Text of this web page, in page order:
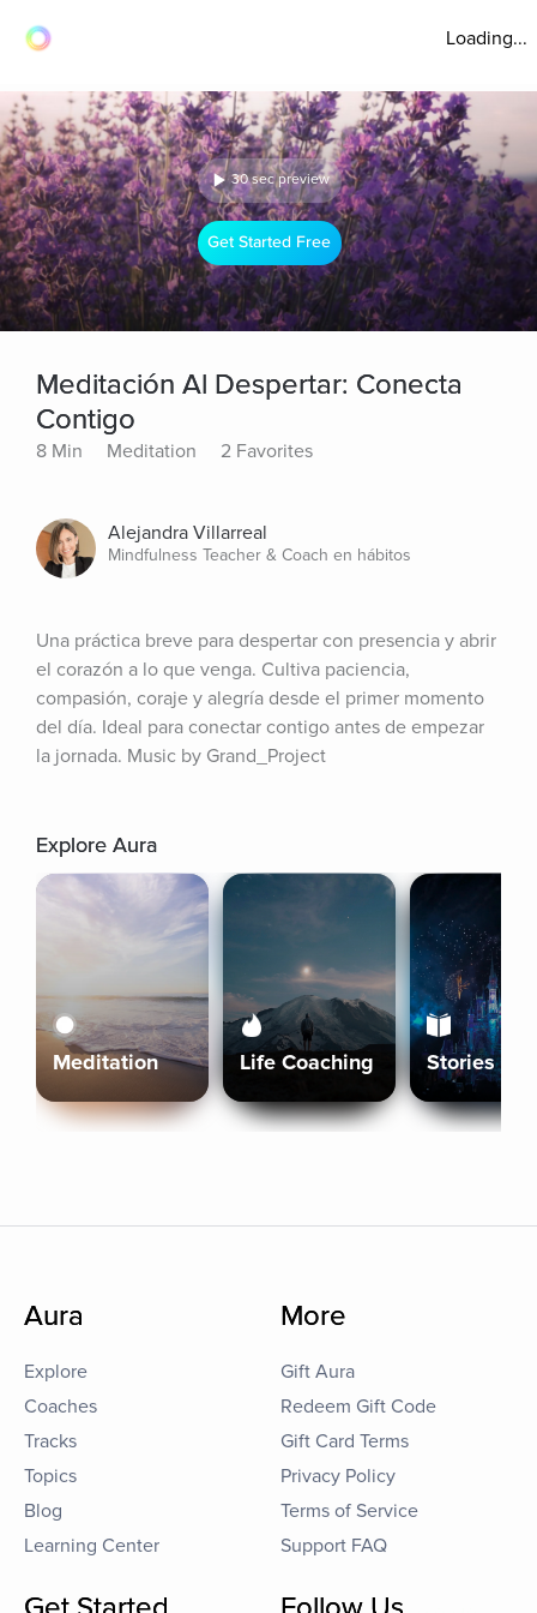
Loading...
30 sec preview
Get Started Free
Meditación Al Despertar: Conecta
Contigo
8 Min Meditation 2 Favorites
Alejandra Villarreal
Mindfulness Teacher & Coach en hábitos
Una práctica breve para despertar con presencia y abrir
el corazón a lo que venga. Cultiva paciencia,
compasión, coraje y alegría desde el primer momento
del día. Ideal para conectar contigo antes de empezar
la jornada. Music by Grand_Project
Explore Aura
Meditation Life Coaching Stories
Aura
Explore
Coaches
Tracks
Topics
Blog
Learning Center
More
Gift Aura
Redeem Gift Code
Gift Card Terms
Privacy Policy
Terms of Service
Support FAQ